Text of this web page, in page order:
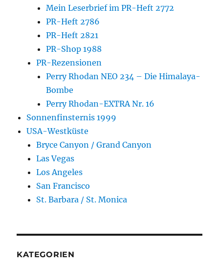
Mein Leserbrief im PR-Heft 2772
PR-Heft 2786
PR-Heft 2821
PR-Shop 1988
PR-Rezensionen
Perry Rhodan NEO 234 – Die Himalaya-
Bombe
Perry Rhodan-EXTRA Nr. 16
Sonnenfinsternis 1999
USA-Westküste
Bryce Canyon / Grand Canyon
Las Vegas
Los Angeles
San Francisco
St. Barbara / St. Monica
KATEGORIEN